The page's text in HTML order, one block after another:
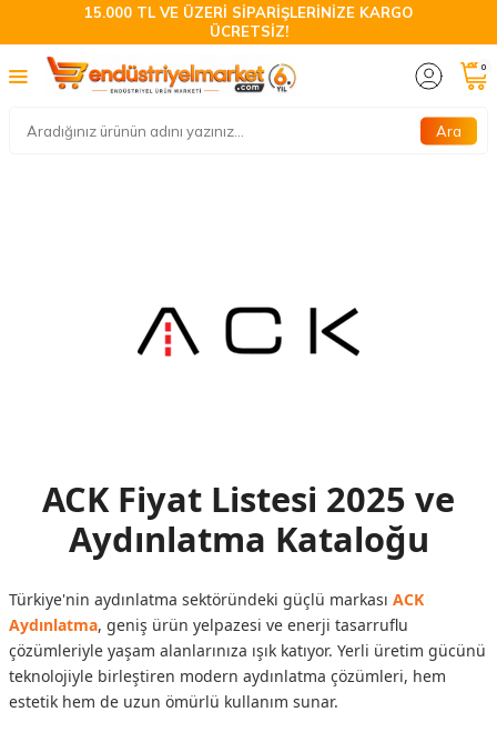
15.000 TL VE ÜZERİ SİPARİŞLERİNİZE KARGO
ÜCRETSİZ!
Ara
0
ACK Fiyat Listesi 2025 ve
Aydınlatma Kataloğu
Türkiye'nin aydınlatma sektöründeki güçlü markası ACK
Aydınlatma, geniş ürün yelpazesi ve enerji tasarruflu
çözümleriyle yaşam alanlarınıza ışık katıyor. Yerli üretim gücünü
teknolojiyle birleştiren modern aydınlatma çözümleri, hem
estetik hem de uzun ömürlü kullanım sunar.